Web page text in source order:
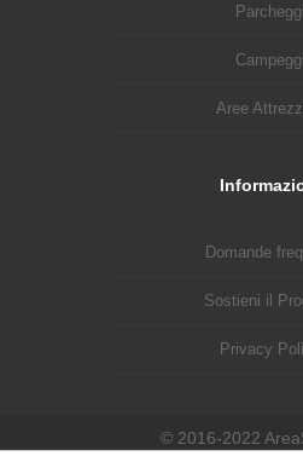
Parcheggi
Campeggi
Aree
Domande
Sostieni il
Privacy
© 2016-2022